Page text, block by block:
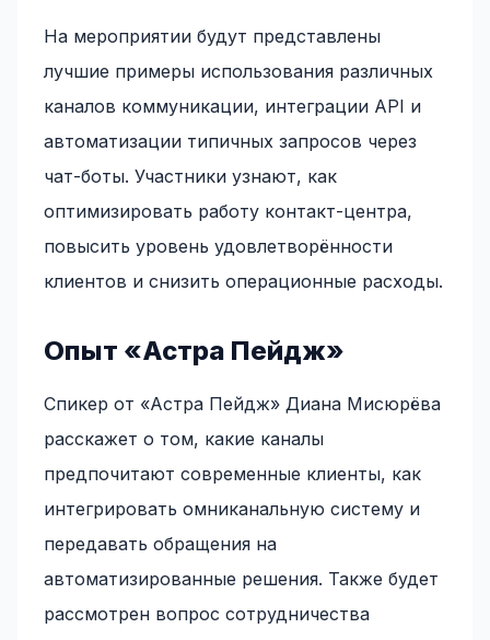
На мероприятии будут представлены
лучшие примеры использования различных
каналов коммуникации, интеграции API и
автоматизации типичных запросов через
чат-боты. Участники узнают, как
оптимизировать работу контакт-центра,
повысить уровень удовлетворённости
клиентов и снизить операционные расходы.
Опыт «Астра Пейдж»
Спикер от «Астра Пейдж» Диана Мисюрёва
расскажет о том, какие каналы
предпочитают современные клиенты, как
интегрировать омниканальную систему и
передавать обращения на
автоматизированные решения. Также будет
рассмотрен вопрос сотрудничества